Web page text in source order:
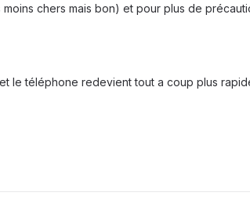
chers mais bon) et pour plus de
le téléphone redevient tout a coup plus